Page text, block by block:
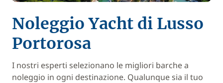
Noleggio Yacht di Lusso
Portorosa
I nostri esperti selezionano le migliori barche a
noleggio in ogni destinazione. Qualunque sia il tuo